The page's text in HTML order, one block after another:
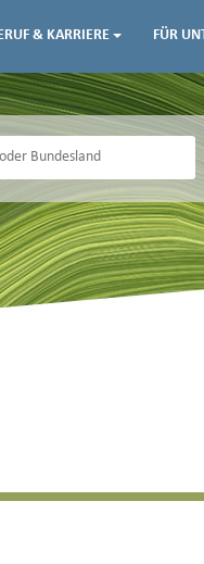
& KARRIERE FÜR